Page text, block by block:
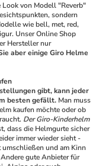
Look von Modell "Reverb"
sondern
wie bell, met, red,
Unser Online Shop
Hersteller nur
aber einige Giro Helme
gibt, kann jeder
besten gefällt. Man muss
kaufen möchte oder ob
Der Giro-Kinderhelm
dass die Helmgurte sicher
immer wieder sieht -
und am Kinn
gute Anbieter für